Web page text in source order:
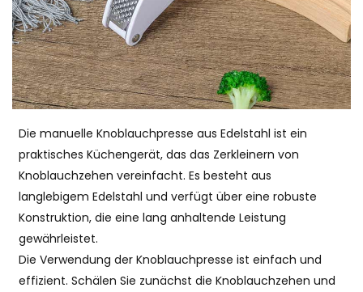
Die manuelle Knoblauchpresse aus Edelstahl ist ein
praktisches Küchengerät, das das Zerkleinern von
Knoblauchzehen vereinfacht. Es besteht aus
langlebigem Edelstahl und verfügt über eine robuste
Konstruktion, die eine lang anhaltende Leistung
gewährleistet.
Die Verwendung der Knoblauchpresse ist einfach und
effizient. Schälen Sie zunächst die Knoblauchzehen und